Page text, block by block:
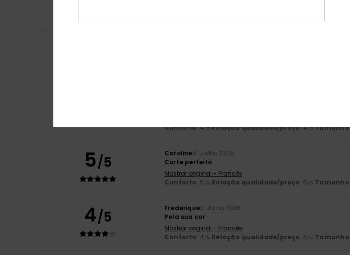
Conforto: 4/5 Relação qualidade/preço: 4/5 Tamanho
5/5 Caroline4. Julho 2026
Corte perfeito
Mostrar original - Francês
Conforto: 5/5 Relação qualidade/preço: 5/5 Tamanho
4/5 Frederique3. Julho 2026
Pela sua cor
Mostrar original - Francês
Conforto: 4/5 Relação qualidade/preço: 4/5 Tamanho